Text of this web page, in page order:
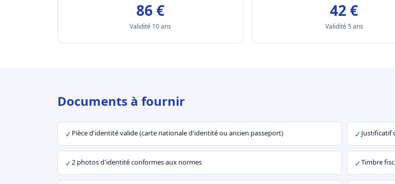
86 €
Validité 10 ans
42 €
Validité 5 ans
Documents à fournir
✓ Pièce d'identité valide (carte nationale d'identité ou ancien passeport) ✓Justificatif
✓2 photos d'identité conformes aux normes ✓Timbre